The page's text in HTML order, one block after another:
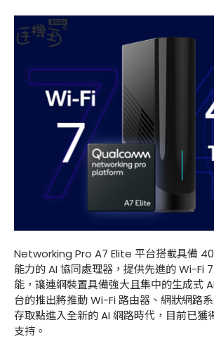
Networking Pro A7 Elite 平台搭載具備 40
能力的 AI 協同處理器，提供先進的 Wi-Fi
能，讓連網裝置具備強大且集中的生成式
台的推出將推動 Wi-Fi 路由器、網狀網路
存取點進入全新的 AI 網路時代，目前已獲
支持。